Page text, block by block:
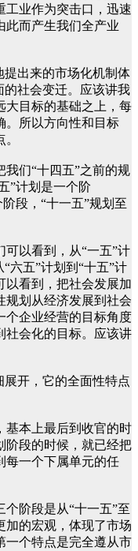
工业作为突击口，迅速
此而产生我们全产业
提出来的市场化机制体
的社会变迁。应该讲我
大目标的基础之上，每
。所以方向性和目标
我们“十四五”之前的规
”计划是一个阶
段，“十一五”规划至
可以看到，从“一五”计
六五”计划到“十五”计
以看到，把社会发展加
规划从经济发展到社会
个企业经营的目标角度
社会化的目标。应该讲
展开，它的全面性特点
基本上最后到收官的时
阶段的时候，就已经把
每一个下属单元的任
阶段是从“十一五”至
加的宏观，体现了市场
一个特点是完全遵从市